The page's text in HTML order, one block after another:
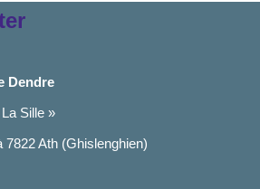
Dendre
Sille »
Ath (Ghislenghien)